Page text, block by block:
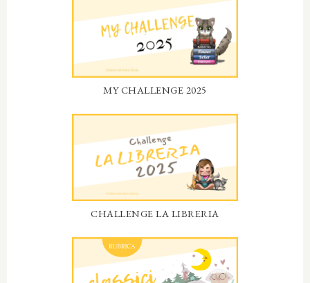
MY CHALLENGE 2025
CHALLENGE LA LIBRERIA